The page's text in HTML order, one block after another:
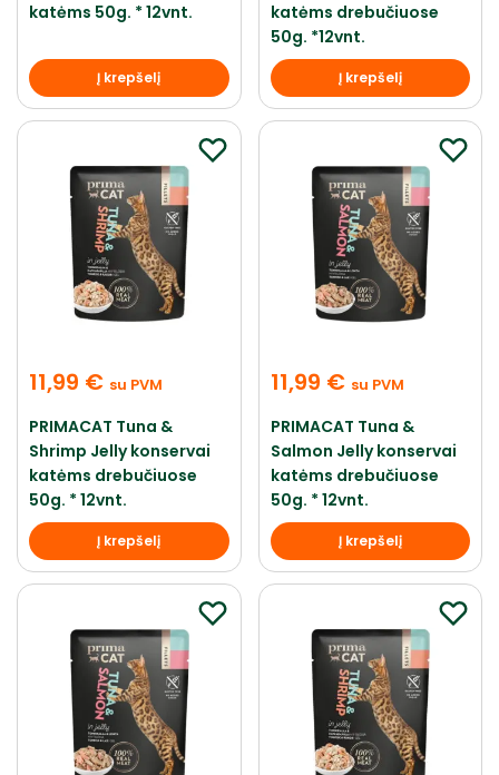
katėms 50g. * 12vnt.
Į krepšelį
katėms drebučiuose
50g. *12vnt.
Į krepšelį
11,99 € su PVM
PRIMACAT Tuna &
Shrimp Jelly konservai
katėms drebučiuose
50g. * 12vnt.
Į krepšelį
11,99 € su PVM
PRIMACAT Tuna &
Salmon Jelly konservai
katėms drebučiuose
50g. * 12vnt.
Į krepšelį